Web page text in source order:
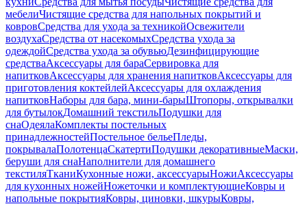
мебелиЧистящие средства для напольных покрытий и
ковровСредства для ухода за техникойОсвежители
воздухаСредства от насекомыхСредства ухода за
одеждойСредства ухода за обувьюДезинфицирующие
средстваАксессуары для бараСервировка для
напитковАксессуары для хранения напитковАксессуары для
приготовления коктейлейАксессуары для охлаждения
напитковНаборы для бара, мини-барыШтопоры, открывалки
для бутылокДомашний текстильПодушки для
снаОдеялаКомплекты постельных
принадлежностейПостельное бельеПледы,
покрывалаПолотенцаСкатертиПодушки декоративныеМаски,
беруши для снаНаполнители для домашнего
текстиляТканиКухонные ножи, аксессуарыНожиАксессуары
для кухонных ножейНожеточки и комплектующиеКовры и
напольные покрытияКовры, циновки, шкурыКовры,